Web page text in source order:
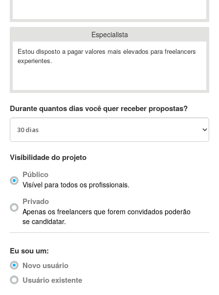
Ableton
Ableton Push
Abstract
AC3
ACID Pro
ACPI
Acrobat
Acrobat X
Acronis
ACT
Actimize
ActionScript
ActionScript 3
Especialista
Estou disposto a pagar valores mais elevados para freelancers
experientes.
Durante quantos dias você quer receber propostas?
Visibilidade do projeto
Público
Visível para todos os profissionais.
Privado
Apenas os freelancers que forem convidados poderão
se candidatar.
Eu sou um:
Novo usuário
Usuário existente